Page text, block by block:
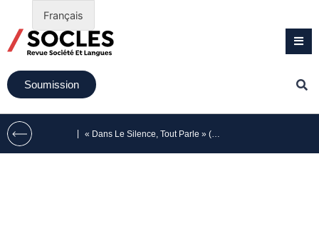
Soumission
« Dans Le Silence, Tout Parle » (o. Pamuk). Lorsque Les écrivains Passent Sous Silence, Ou Non.
Français